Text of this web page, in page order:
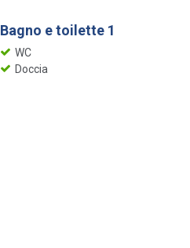
Bagno e toilette 1
WC
Doccia